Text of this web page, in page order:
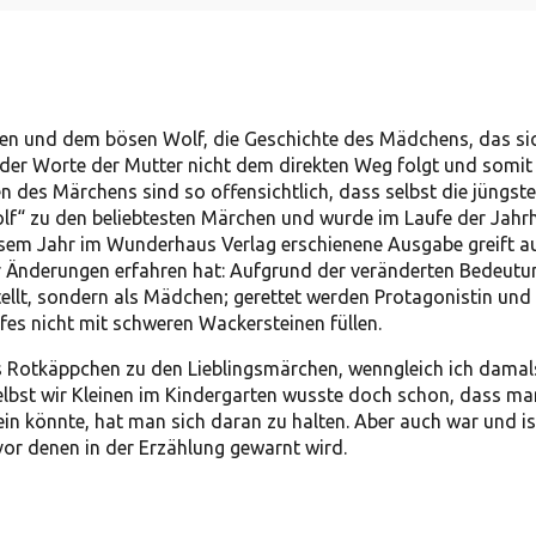
und dem bösen Wolf, die Geschichte des Mädchens, das
Worte der Mutter nicht dem direkten Weg folgt und
des Märchens sind so offensichtlich, dass selbst die
zu den beliebtesten Märchen und wurde im Laufe der
Jahr im Wunderhaus Verlag erschienene Ausgabe greift
erfahren hat: Aufgrund der veränderten
sondern als Mädchen; gerettet werden Protagonistin
nicht mit schweren Wackersteinen füllen.
zu den Lieblingsmärchen, wenngleich ich
wir Kleinen im Kindergarten wusste doch schon, dass
könnte, hat man sich daran zu halten. Aber auch war und
denen in der Erzählung gewarnt wird.